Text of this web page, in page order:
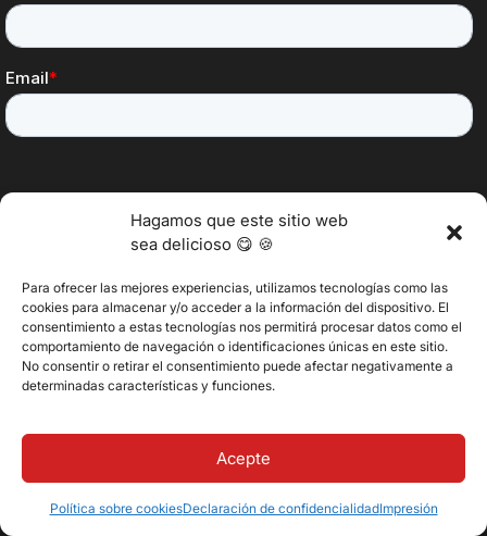
Hagamos que este sitio web
sea delicioso 😋 🍪
Para ofrecer las mejores experiencias, utilizamos tecnologías como las
cookies para almacenar y/o acceder a la información del dispositivo. El
consentimiento a estas tecnologías nos permitirá procesar datos como el
comportamiento de navegación o identificaciones únicas en este sitio.
No consentir o retirar el consentimiento puede afectar negativamente a
determinadas características y funciones.
Acepte
Política sobre cookiesDeclaración de confidencialidadImpresión